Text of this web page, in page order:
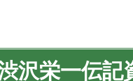
沢栄一伝記